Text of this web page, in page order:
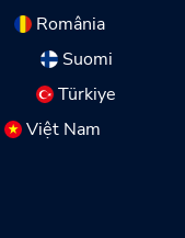
România
Suomi
Türkiye
Việt Nam